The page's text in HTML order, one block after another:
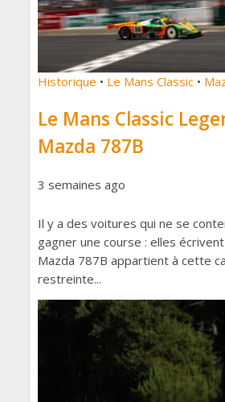
Historique • Le Mans Classic •
Le Mans Classic
Mazda 787B
3 semaines ago
Il y a des voitures qui ne se
gagner une course : elles écrivent
Mazda 787B appartient à cette
restreinte...